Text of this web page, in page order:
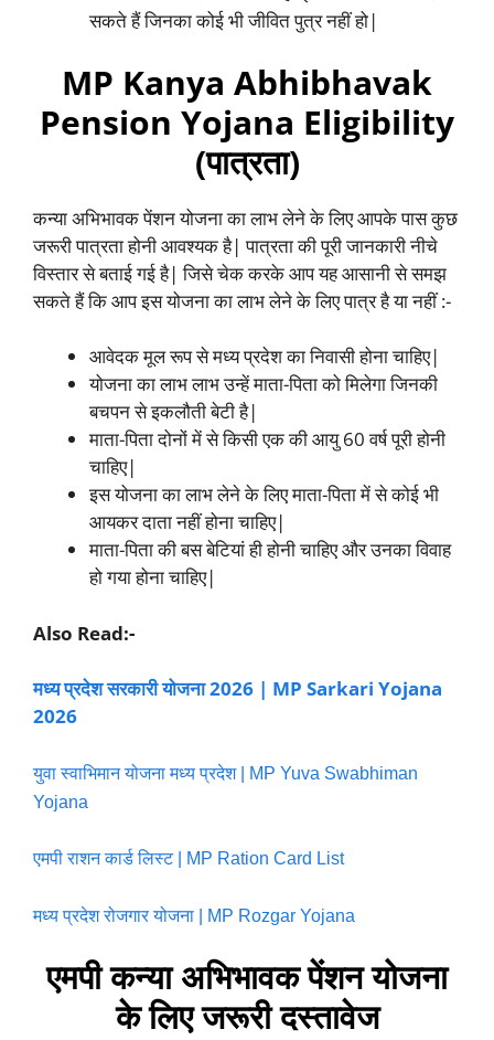
सकते हैं जिनका कोई भी जीवित पुत्र नहीं हो|
MP Kanya Abhibhavak
Pension Yojana Eligibility
(पात्रता)
कन्या अभिभावक पेंशन योजना का लाभ लेने के लिए आपके पास कुछ
जरूरी पात्रता होनी आवश्यक है| पात्रता की पूरी जानकारी नीचे
विस्तार से बताई गई है| जिसे चेक करके आप यह आसानी से समझ
सकते हैं कि आप इस योजना का लाभ लेने के लिए पात्र है या नहीं :-
आवेदक मूल रूप से मध्य प्रदेश का निवासी होना चाहिए|
योजना का लाभ लाभ उन्हें माता-पिता को मिलेगा जिनकी
बचपन से इकलौती बेटी है|
माता-पिता दोनों में से किसी एक की आयु 60 वर्ष पूरी होनी
चाहिए|
इस योजना का लाभ लेने के लिए माता-पिता में से कोई भी
आयकर दाता नहीं होना चाहिए|
माता-पिता की बस बेटियां ही होनी चाहिए और उनका विवाह
हो गया होना चाहिए|
Also Read:-
मध्य प्रदेश सरकारी योजना 2026 | MP Sarkari Yojana
2026
युवा स्वाभिमान योजना मध्य प्रदेश | MP Yuva Swabhiman
Yojana
एमपी राशन कार्ड लिस्ट | MP Ration Card List
मध्य प्रदेश रोजगार योजना | MP Rozgar Yojana
एमपी कन्या अभिभावक पेंशन योजना
के लिए जरूरी दस्तावेज